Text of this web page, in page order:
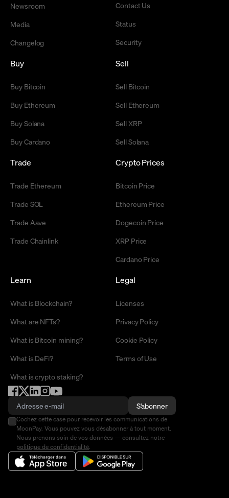
Newsroom
Media
Changelog
Contact Us
Status
Security
Buy
Buy Bitcoin
Buy Ethereum
Buy Solana
Buy Cardano
Sell
Sell Bitcoin
Sell Ethereum
Sell XRP
Sell Solana
Trade
Trade Ethereum
Trade SOL
Trade Aave
Trade Chainlink
Crypto Prices
Bitcoin Price
Ethereum Price
Dogecoin Price
XRP Price
Cardano Price
Learn
What is Blockchain?
What are NFTs?
What is Bitcoin mining?
What is DeFi?
What is crypto staking?
Legal
Licenses
Privacy Policy
Cookie Policy
Terms of Use
S'abonner
Cochez cette case pour recevoir les communications de
MoonPay. Vous pouvez vous désabonner à tout moment.
Nous prenons soin de vos données — consultez notre
politique de confidentialité.